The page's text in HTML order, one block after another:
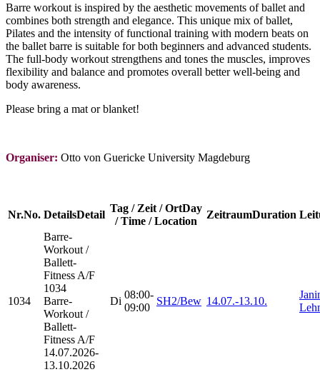
Barre workout is inspired by the aesthetic movements of ballet and
combines both strength and elegance. This unique mix of ballet,
Pilates and the intensity of functional training with modern beats on
the ballet barre is suitable for both beginners and advanced students.
The full-body workout strengthens and tones the muscles, improves
flexibility and balance and promotes overall better well-being and
body awareness.
Please bring a mat or blanket!
Organiser: Otto von Guericke University Magdeburg
Nr.No. DetailsDetail
Tag / Zeit / OrtDay
/ Time / Location
ZeitraumDuration
1034
Barre-
Workout /
Ballett-
Fitness A/F
1034
Barre-
Workout /
Ballett-
Fitness A/F
14.07.2026-
13.10.2026
Di
08:00-
09:00
SH2/Bew 14.07.-13.10.